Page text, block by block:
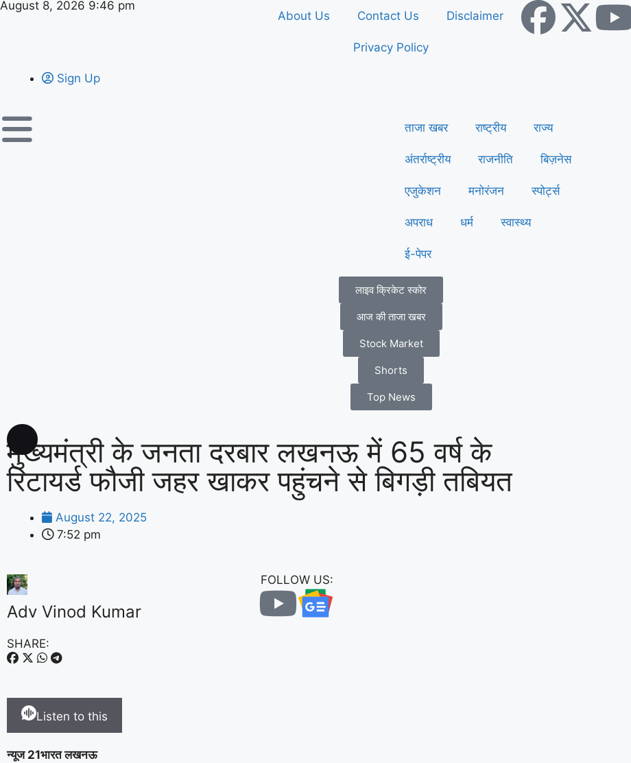
August 8, 2026 9:46 pm
About Us Contact Us Disclaimer
Privacy Policy
Sign Up
ताजा खबर राष्ट्रीय राज्य
अंतर्राष्ट्रीय राजनीति बिज़नेस
एजुकेशन मनोरंजन स्पोर्ट्स
अपराध धर्म स्वास्थ्य
ई-पेपर
लाइव क्रिकेट स्कोर
आज की ताजा खबर
Stock Market
Shorts
Top News
मुख्यमंत्री के जनता दरबार लखनऊ में 65 वर्ष के
रिटायर्ड फौजी जहर खाकर पहुंचने से बिगड़ी तबियत
August 22, 2025
7:52 pm
Adv Vinod Kumar
FOLLOW US:
SHARE:
Listen to this
न्यूज 21भारत लखनऊ